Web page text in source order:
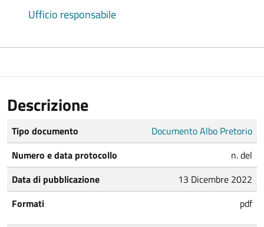
Ufficio responsabile
Descrizione
Tipo documento
Documento Albo Pretorio
Numero e data protocollo
n. del
Data di pubblicazione
13 Dicembre 2022
Formati
pdf